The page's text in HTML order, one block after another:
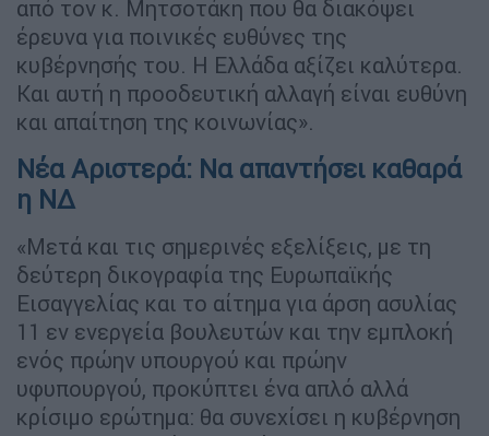
από τον κ. Μητσοτάκη που θα διακόψει
έρευνα για ποινικές ευθύνες της
κυβέρνησής του. Η Ελλάδα αξίζει καλύτερα.
Και αυτή η προοδευτική αλλαγή είναι ευθύνη
και απαίτηση της κοινωνίας».
Νέα Αριστερά: Να απαντήσει καθαρά
η ΝΔ
«Μετά και τις σημερινές εξελίξεις, με τη
δεύτερη δικογραφία της Ευρωπαϊκής
Εισαγγελίας και το αίτημα για άρση ασυλίας
11 εν ενεργεία βουλευτών και την εμπλοκή
ενός πρώην υπουργού και πρώην
υφυπουργού, προκύπτει ένα απλό αλλά
κρίσιμο ερώτημα: θα συνεχίσει η κυβέρνηση